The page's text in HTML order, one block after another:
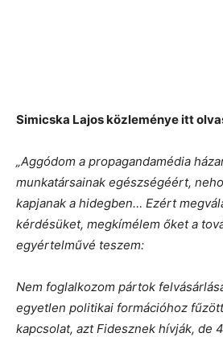
Simicska Lajos közleménye itt
„Aggódom a propagandamédia
munkatársainak egészségéért,
kapjanak a hidegben… Ezért
kérdésüket, megkímélem őket a
egyértelművé teszem:
Nem foglalkozom pártok
egyetlen politikai formációhoz
kapcsolat, azt Fidesznek hívják, de